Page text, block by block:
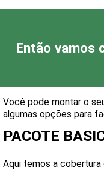
Então vamos
Você pode montar o
algumas opções para
PACOTE
Aqui temos a cobertura